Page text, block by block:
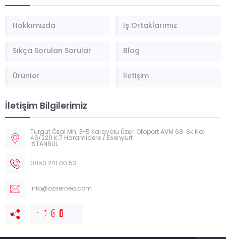
Hakkımızda İş Ortaklarımız
Sıkça Sorulan Sorular Blog
Ürünler İletişim
İletişim Bilgilerimiz
Turgut Özal Mh. E-5 Karayolu Üzeri Otoport AVM 68. Sk No:
46/220 K:7 Haramidere / Esenyurt
İSTANBUL
0850 241 00 53
info@ozserneo.com